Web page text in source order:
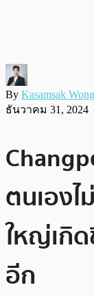
By Kasamsak
ธันวาคม 31, 2024
ตนเองไ
ใหญ่เกิ
อีก